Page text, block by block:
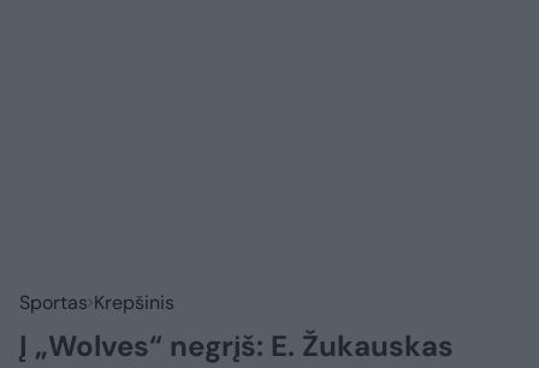
Sportas Krepšinis
Į „Wolves“ negrįš: E. Žukauskas